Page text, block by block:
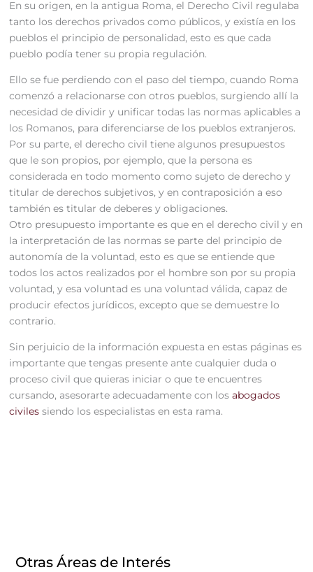
En su origen, en la antigua Roma, el Derecho Civil regulaba
tanto los derechos privados como públicos, y existía en los
pueblos el principio de personalidad, esto es que cada
pueblo podía tener su propia regulación.
Ello se fue perdiendo con el paso del tiempo, cuando Roma
comenzó a relacionarse con otros pueblos, surgiendo allí la
necesidad de dividir y unificar todas las normas aplicables a
los Romanos, para diferenciarse de los pueblos extranjeros.
Por su parte, el derecho civil tiene algunos presupuestos
que le son propios, por ejemplo, que la persona es
considerada en todo momento como sujeto de derecho y
titular de derechos subjetivos, y en contraposición a eso
también es titular de deberes y obligaciones.
Otro presupuesto importante es que en el derecho civil y en
la interpretación de las normas se parte del principio de
autonomía de la voluntad, esto es que se entiende que
todos los actos realizados por el hombre son por su propia
voluntad, y esa voluntad es una voluntad válida, capaz de
producir efectos jurídicos, excepto que se demuestre lo
contrario.
Sin perjuicio de la información expuesta en estas páginas es
importante que tengas presente ante cualquier duda o
proceso civil que quieras iniciar o que te encuentres
cursando, asesorarte adecuadamente con los abogados
civilessiendo los especialistas en esta rama.
Otras Áreas de Interés